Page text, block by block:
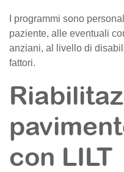
I programmi sono
paziente, alle eventuali
anziani, al livello di
fattori.
con LILT